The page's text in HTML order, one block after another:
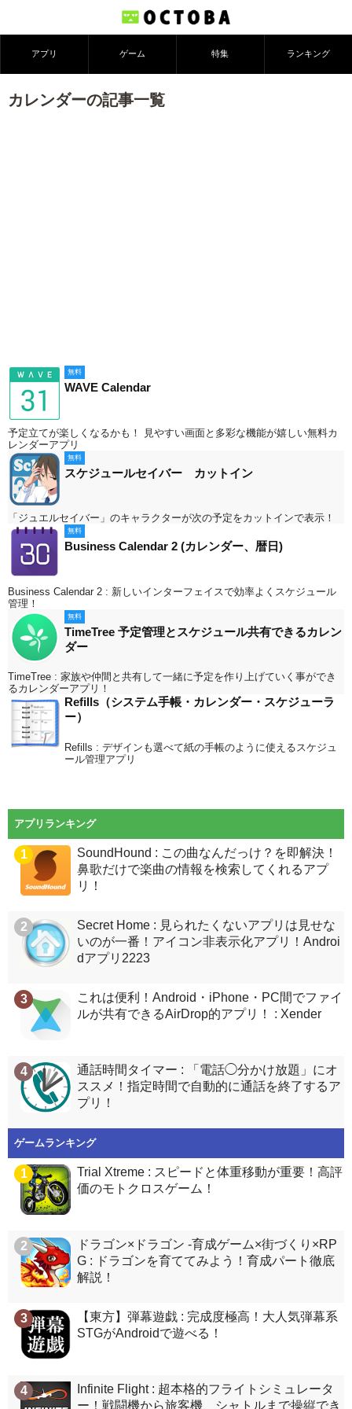
アプリ ゲーム 特集 ランキング
カレンダーの記事一覧
無料
WAVE Calendar
予定立てが楽しくなるかも！ 見やすい画面と多彩な機能が嬉しい無料カ
レンダーアプリ
無料
スケジュールセイバー カットイン
「ジュエルセイバー」のキャラクターが次の予定をカットインで表示！
無料
Business Calendar 2 (カレンダー、暦日)
Business Calendar 2 : 新しいインターフェイスで効率よくスケジュール
管理！
無料
TimeTree 予定管理とスケジュール共有できるカレン
ダー
TimeTree : 家族や仲間と共有して一緒に予定を作り上げていく事ができ
るカレンダーアプリ！
Refills（システム手帳・カレンダー・スケジューラ
ー）
Refills : デザインも選べて紙の手帳のように使えるスケジュ
ール管理アプリ
アプリランキング
1
SoundHound : この曲なんだっけ？を即解決！
鼻歌だけで楽曲の情報を検索してくれるアプ
リ！
2
Secret Home : 見られたくないアプリは見せな
いのが一番！アイコン非表示化アプリ！Androi
dアプリ2223
3
これは便利！Android・iPhone・PC間でファイ
ルが共有できるAirDrop的アプリ！ : Xender
4
通話時間タイマー : 「電話◯分かけ放題」にオ
ススメ！指定時間で自動的に通話を終了するア
プリ！
ゲームランキング
1
Trial Xtreme : スピードと体重移動が重要！高評
価のモトクロスゲーム！
2
ドラゴン×ドラゴン -育成ゲーム×街づくり×RP
G : ドラゴンを育ててみよう！育成パート徹底
解説！
3
【東方】弾幕遊戯 : 完成度極高！大人気弾幕系
STGがAndroidで遊べる！
4
Infinite Flight : 超本格的フライトシミュレータ
ー！戦闘機から旅客機、シャトルまで操縦でき